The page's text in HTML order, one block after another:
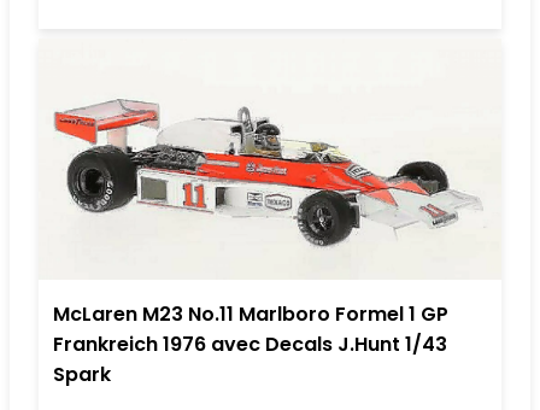
McLaren M23 No.11 Marlboro Formel 1 GP
Frankreich 1976 avec Decals J.Hunt 1/43
Spark